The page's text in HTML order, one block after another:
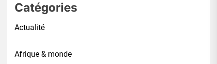
Catégories
Actualité
Afrique & monde